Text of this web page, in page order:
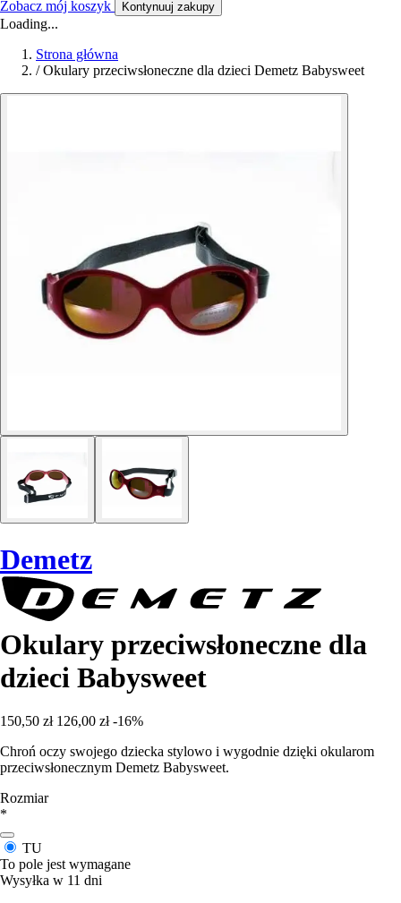
Zobacz mój koszyk Kontynuuj zakupy
Loading...
Strona główna
/ Okulary przeciwsłoneczne dla dzieci Demetz Babysweet
Demetz
Okulary przeciwsłoneczne dla
dzieci Babysweet
150,50 zł 126,00 zł -16%
Chroń oczy swojego dziecka stylowo i wygodnie dzięki okularom
przeciwsłonecznym Demetz Babysweet.
Rozmiar
*
TU
To pole jest wymagane
Wysyłka w 11 dni